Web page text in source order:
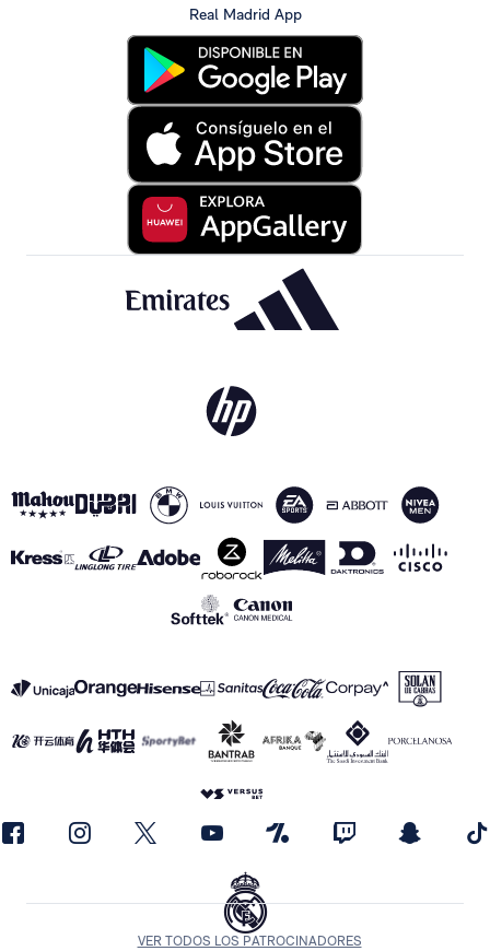
Real Madrid App
VER TODOS LOS PATROCINADORES